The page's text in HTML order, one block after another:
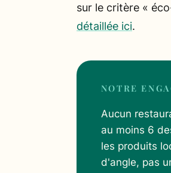
sur le critère «
détaillée ici.
NOTRE
Aucun
au moins 6
les produits
d'angle, pas